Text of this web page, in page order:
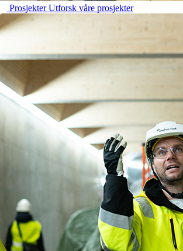
ProsjekterUtforsk våre prosjekter